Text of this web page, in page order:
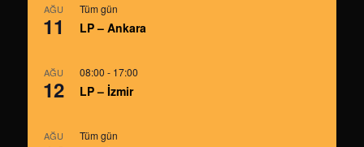
AĞU
11
Tüm gün
LP – Ankara
AĞU
12
08:00 - 17:00
LP – İzmir
AĞU Tüm gün